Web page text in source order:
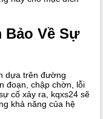
Bảo Về Sự
dựa trên đường
đoạn, chập chờn, lỗi
cố xảy ra, kqxs24 sẽ
khả năng của hệ